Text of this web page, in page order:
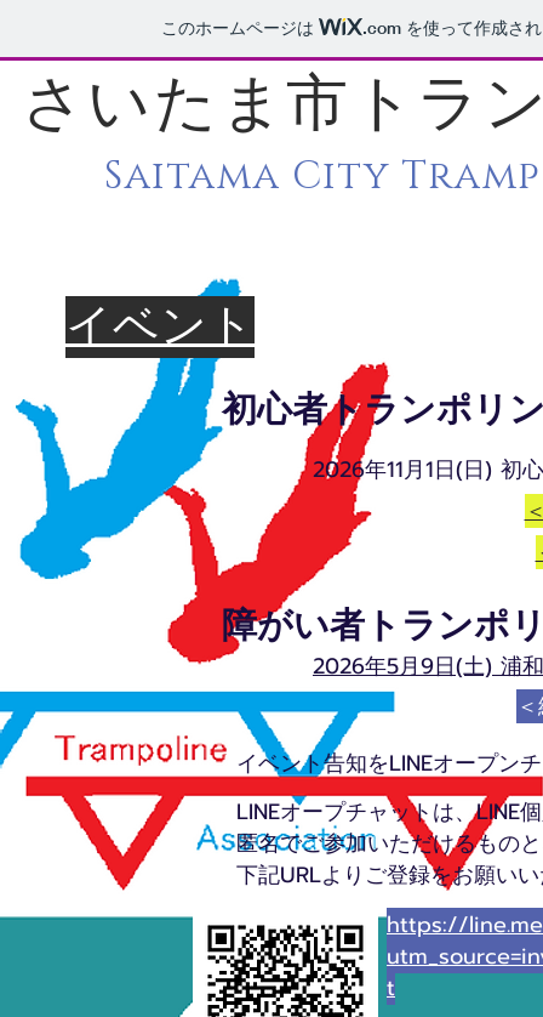
このホームページは .com を使って作成さ
さいたま市トラ
Saitama City
初心者トランポリ
2026年11月1日(日) 初
障がい者トランポ
2026年5月9日(土) 浦
イベント告知をLINEオープン
LINEオープチャットは、LINE
匿名でご参加いただけるもの
下記URLよりご登録をお願い
https://
t
イベント